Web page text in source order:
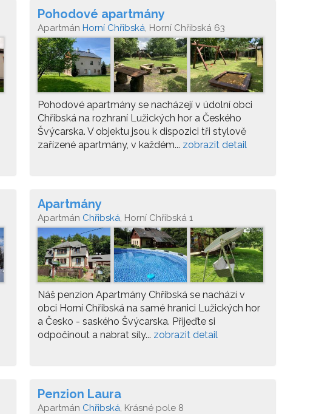
Pohodové apartmány
Apartmán Horní Chřibská, Horní Chřibská 63
Pohodové apartmány se nacházejí v údolní obci
Chřibská na rozhraní Lužických hor a Českého
Švýcarska. V objektu jsou k dispozici tři stylově
zařízené apartmány, v každém... zobrazit detail
Apartmány
Apartmán Chřibská, Horní Chřibská 1
Náš penzion Apartmány Chřibská se nachází v
obci Horní Chřibská na samé hranici Lužických hor
a Česko - saského Švýcarska. Přijeďte si
odpočinout a nabrat síly... zobrazit detail
Penzion Laura
Apartmán Chřibská, Krásné pole 8